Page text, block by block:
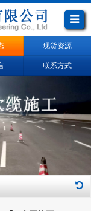
现货资源
联系方式